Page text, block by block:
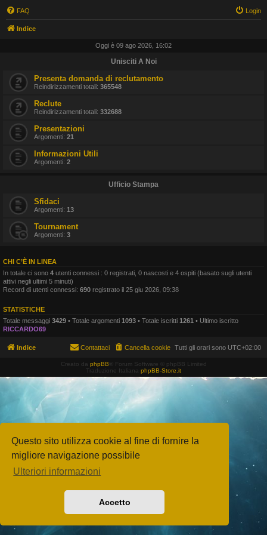
Questo sito utilizza cookie al fine di fornire la
migliore navigazione possibile
Ulteriori informazioni
Accetto
FAQ Login
Indice
Oggi è 09 ago 2026, 16:02
Unisciti A Noi
Presenta domanda di reclutamento
Reindirizzamenti totali: 365548
Reclute
Reindirizzamenti totali: 332688
Presentazioni
Argomenti: 21
Informazioni Utili
Argomenti: 2
Ufficio Stampa
Sfidaci
Argomenti: 13
Tournament
Argomenti: 3
CHI C’È IN LINEA
In totale ci sono 4 utenti connessi : 0 registrati, 0 nascosti e 4 ospiti (basato sugli utenti
attivi negli ultimi 5 minuti)
Record di utenti connessi: 690 registrato il 25 giu 2026, 09:38
STATISTICHE
Totale messaggi 3429 • Totale argomenti 1093 • Totale iscritti 1261 • Ultimo iscritto
RICCARDO69
Indice Tutti gli orari sono UTC+02:00
Cancella cookie
Contattaci
Creato da phpBB ® Forum Software © phpBB Limited
Traduzione Italiana phpBB-Store.it